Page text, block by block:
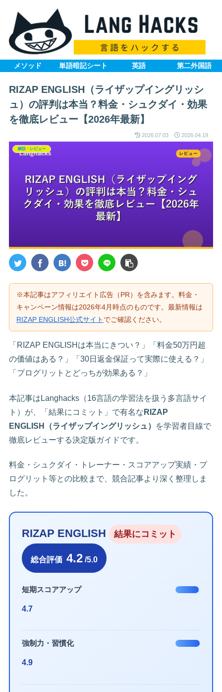
メソッド 単語暗記シート 英語 第二外国語
RIZAP ENGLISH（ライザップイングリッシ
ュ）の評判は本当？料金・シュクダイ・効果
を徹底レビュー【2026年最新】
2026.07.03 2026.04.19
解説・レビュー
※本記事はアフィリエイト広告（PR）を含みます。料金・
キャンペーン情報は2026年4月時点のものです。最新情報は
RIZAP ENGLISH公式サイト でご確認ください。
「RIZAP ENGLISHは本当にきつい？」「料金50万円超
の価値はある？」「30日返金保証って実際に使える？」
「プログリットとどっちが効果ある？」
本記事はLanghacks（16言語の学習法を扱う多言語サイ
ト）が、「結果にコミット」で有名な RIZAP
ENGLISH（ライザップイングリッシュ）
を学習者目線で
徹底レビューする決定版ガイドです。
料金・シュクダイ・トレーナー・スコアアップ実績・プ
ログリット等との比較まで、競合記事より深く整理しま
した。
RIZAP ENGLISH 結果にコミット
総合評価 4.2 /5.0
短期スコアアップ
4.7
強制力・習慣化
4.9